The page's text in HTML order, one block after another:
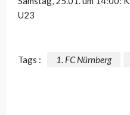
U23
Tags : 1. FC Nürnberg